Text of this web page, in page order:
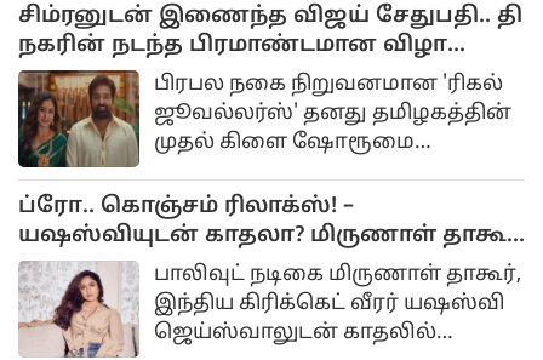
சிம்ரனுடன் இணைந்த விஜய் சேதுபதி.. தி
நகரின் நடந்த பிரமாண்டமான விழா...
பிரபல நகை நிறுவனமான 'ரிகல்
ஜூவல்லர்ஸ்' தனது தமிழகத்தின்
முதல் கிளை ஷோரூமை
பிரம்மாண்டமாகத்
தொடங்கியுள்ளது. இந்த புதிய
பிராண்டின் தமிழகத்திற்கான
பிராண்ட் தூதுவராக மக்கள்
செல்வன் விஜய் சேதுபதி
அறிவிக்கப்பட்டுள்ளார். ஏற்கனவே
ப்ரோ.. கொஞ்சம் ரிலாக்ஸ்! –
யஷஸ்வியுடன் காதலா? மிருணாள் தாகூர்
கொடுத்த பதில்!பாலிவுட் நடிகை மிருணாள் தாகூர்,
இந்திய கிரிக்கெட் வீரர் யஷஸ்வி
ஜெய்ஸ்வாலுடன் காதலில்